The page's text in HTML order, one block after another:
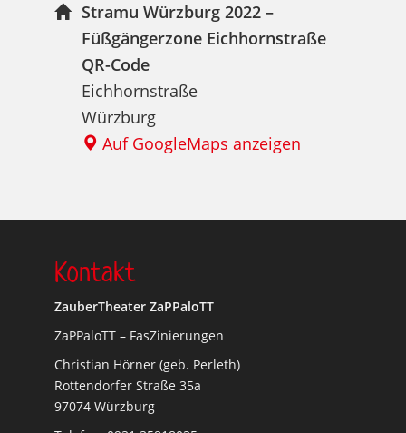
Stramu Würzburg 2022 –
Füßgängerzone Eichhornstraße
QR-Code
Eichhornstraße
Würzburg
Auf GoogleMaps anzeigen
Kontakt
ZauberTheater ZaPPaloTT
ZaPPaloTT – FasZinierungen
Christian Hörner (geb. Perleth)
Rottendorfer Straße 35a
97074 Würzburg